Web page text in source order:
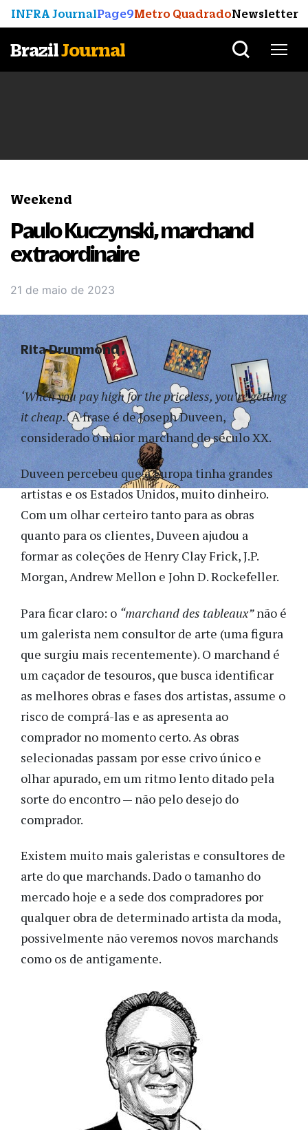
INFRA JournalPage9Metro QuadradoNewsletter
BrazilJournal
Weekend
Paulo Kuczynski, marchand
extraordinaire
21 de maio de 2023
‘When you pay high for the priceless, you’re getting
it cheap.’A frase é de Joseph Duveen,
considerado o maior marchand do século XX.
Duveen percebeu que a Europa tinha grandes
artistas e os Estados Unidos, muito dinheiro.
Com um olhar certeiro tanto para as obras
quanto para os clientes, Duveen ajudou a
formar as coleções de Henry Clay Frick, J.P.
Morgan, Andrew Mellon e John D. Rockefeller.
Para ficar claro: o “marchand des tableaux”não é
um galerista nem consultor de arte (uma figura
que surgiu mais recentemente). O marchand é
um caçador de tesouros, que busca identificar
as melhores obras e fases dos artistas, assume o
risco de comprá-las e as apresenta ao
comprador no momento certo. As obras
selecionadas passam por esse crivo único e
olhar apurado, em um ritmo lento ditado pela
sorte do encontro — não pelo desejo do
comprador.
Existem muito mais galeristas e consultores de
arte do que marchands. Dado o tamanho do
mercado hoje e a sede dos compradores por
qualquer obra de determinado artista da moda,
possivelmente não veremos novos marchands
como os de antigamente.
Rita Drummond